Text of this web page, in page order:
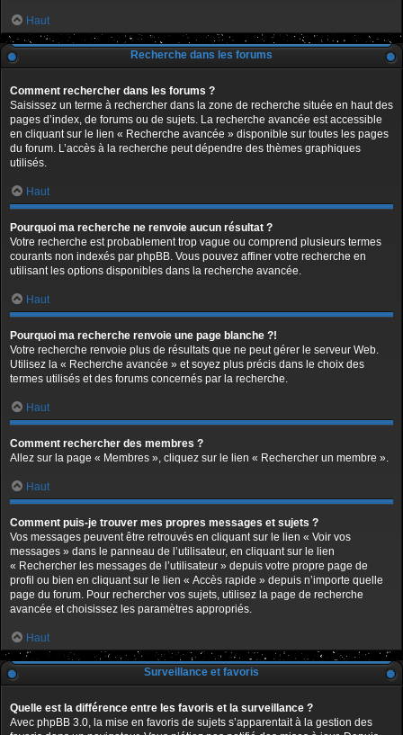
Haut
Recherche dans les forums
Comment rechercher dans les forums ?
Saisissez un terme à rechercher dans la zone de recherche située en haut des
pages d’index, de forums ou de sujets. La recherche avancée est accessible
en cliquant sur le lien « Recherche avancée » disponible sur toutes les pages
du forum. L’accès à la recherche peut dépendre des thèmes graphiques
utilisés.
Haut
Pourquoi ma recherche ne renvoie aucun résultat ?
Votre recherche est probablement trop vague ou comprend plusieurs termes
courants non indexés par phpBB. Vous pouvez affiner votre recherche en
utilisant les options disponibles dans la recherche avancée.
Haut
Pourquoi ma recherche renvoie une page blanche ?!
Votre recherche renvoie plus de résultats que ne peut gérer le serveur Web.
Utilisez la « Recherche avancée » et soyez plus précis dans le choix des
termes utilisés et des forums concernés par la recherche.
Haut
Comment rechercher des membres ?
Allez sur la page « Membres », cliquez sur le lien « Rechercher un membre ».
Haut
Comment puis-je trouver mes propres messages et sujets ?
Vos messages peuvent être retrouvés en cliquant sur le lien « Voir vos
messages » dans le panneau de l’utilisateur, en cliquant sur le lien
« Rechercher les messages de l’utilisateur » depuis votre propre page de
profil ou bien en cliquant sur le lien « Accès rapide » depuis n’importe quelle
page du forum. Pour rechercher vos sujets, utilisez la page de recherche
avancée et choisissez les paramètres appropriés.
Haut
Surveillance et favoris
Quelle est la différence entre les favoris et la surveillance ?
Avec phpBB 3.0, la mise en favoris de sujets s’apparentait à la gestion des